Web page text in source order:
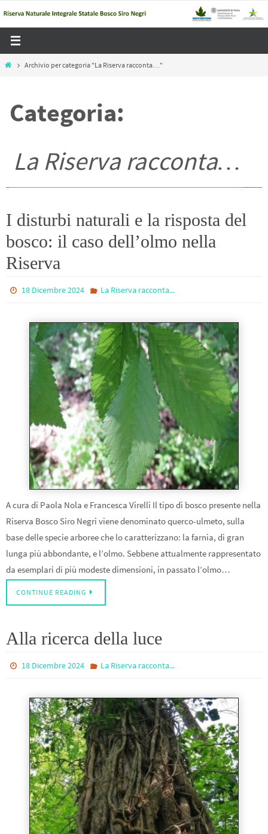
contenuto
HomeArchivio per categoria "La Riserva racconta…"
Categoria:
La Riserva racconta…
I disturbi naturali e la risposta del
bosco: il caso dell’olmo nella
Riserva
18 Dicembre 2024 La Riserva racconta...
A cura di Paola Nola e Francesca Virelli Il tipo di bosco presente nella
Riserva Bosco Siro Negri viene denominato querco-ulmeto, sulla
base delle specie arboree che lo caratterizzano: la farnia, di gran
lunga più abbondante, e l’olmo. Sebbene attualmente rappresentato
da esemplari di più modeste dimensioni, in passato l’olmo…
CONTINUE READING
Alla ricerca della luce
18 Dicembre 2024 La Riserva racconta...